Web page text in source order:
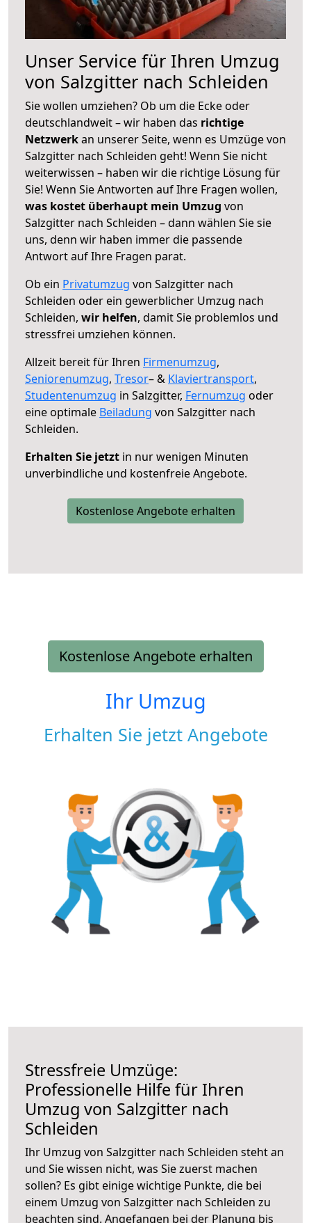
Unser Service für Ihren Umzug
von Salzgitter nach Schleiden
Sie wollen umziehen? Ob um die Ecke oder
deutschlandweit – wir haben das richtige
Netzwerkan unserer Seite, wenn es Umzüge von
Salzgitter nach Schleiden geht! Wenn Sie nicht
weiterwissen – haben wir die richtige Lösung für
Sie! Wenn Sie Antworten auf Ihre Fragen wollen,
was kostet überhaupt mein Umzug von
Salzgitter nach Schleiden – dann wählen Sie sie
uns, denn wir haben immer die passende
Antwort auf Ihre Fragen parat.
Ob ein Privatumzug von Salzgitter nach
Schleiden oder ein gewerblicher Umzug nach
Schleiden, wir helfen, damit Sie problemlos und
stressfrei umziehen können.
Allzeit bereit für Ihren Firmenumzug,
Seniorenumzug, Tresor– & Klaviertransport,
Studentenumzug in Salzgitter, Fernumzug oder
eine optimale Beiladung von Salzgitter nach
Schleiden.
Erhalten Sie jetzt in nur wenigen Minuten
unverbindliche und kostenfreie Angebote.
Kostenlose Angebote erhalten
Kostenlose Angebote erhalten
Ihr Umzug
Erhalten Sie jetzt Angebote
Stressfreie Umzüge:
Professionelle Hilfe für Ihren
Umzug von Salzgitter nach
Schleiden
Ihr Umzug von Salzgitter nach Schleiden steht an
und Sie wissen nicht, was Sie zuerst machen
sollen? Es gibt einige wichtige Punkte, die bei
einem Umzug von Salzgitter nach Schleiden zu
beachten sind. Angefangen bei der Planung bis